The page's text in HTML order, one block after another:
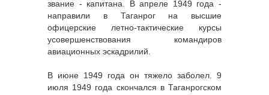
звание - капитана. В апреле 1949 года -
направили в Таганрог на высшие
офицерские летно-тактические курсы
усовершенствования командиров
авиационных эскадрилий.
В июне 1949 года он тяжело заболел. 9
июля 1949 года скончался в Таганрогском